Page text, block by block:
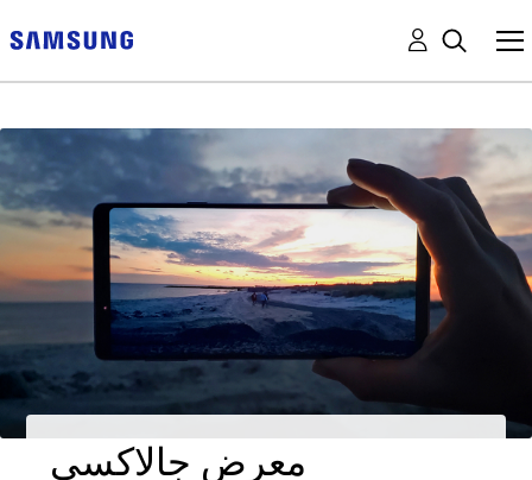
معرض جالاكسى